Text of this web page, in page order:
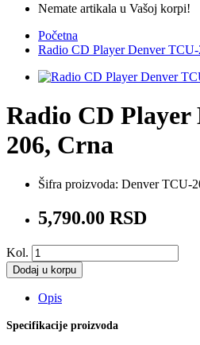
Nemate artikala u Vašoj korpi!
Početna
Radio CD Player Denver TCU-
Radio CD Player
206, Crna
Šifra proizvoda: Denver TCU-
5,790.00 RSD
Kol.
Dodaj u korpu
Opis
Specifikacije proizvoda